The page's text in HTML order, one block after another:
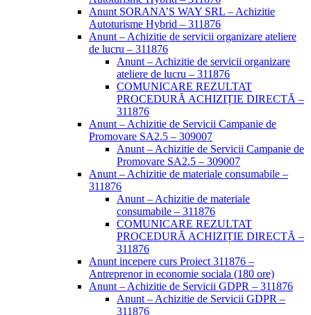
Anunt SORANA’S WAY SRL – Achizitie
Autoturisme Hybrid – 311876
Anunt – Achizitie de servicii organizare ateliere
de lucru – 311876
Anunt – Achizitie de servicii organizare
ateliere de lucru – 311876
COMUNICARE REZULTAT
PROCEDURĂ ACHIZIȚIE DIRECTĂ –
311876
Anunt – Achizitie de Servicii Campanie de
Promovare SA2.5 – 309007
Anunt – Achizitie de Servicii Campanie de
Promovare SA2.5 – 309007
Anunt – Achizitie de materiale consumabile –
311876
Anunt – Achizitie de materiale
consumabile – 311876
COMUNICARE REZULTAT
PROCEDURĂ ACHIZIȚIE DIRECTĂ –
311876
Anunt incepere curs Proiect 311876 –
Antreprenor in economie sociala (180 ore)
Anunt – Achizitie de Servicii GDPR – 311876
Anunt – Achizitie de Servicii GDPR –
311876